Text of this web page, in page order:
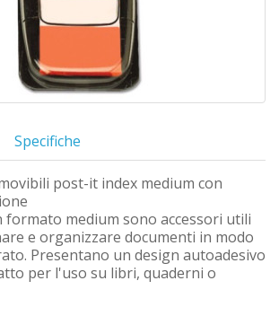
Specifiche
post-it index medium con
formato medium sono accessori utili
e organizzare documenti in modo
Presentano un design autoadesivo
per l'uso su libri, quaderni o